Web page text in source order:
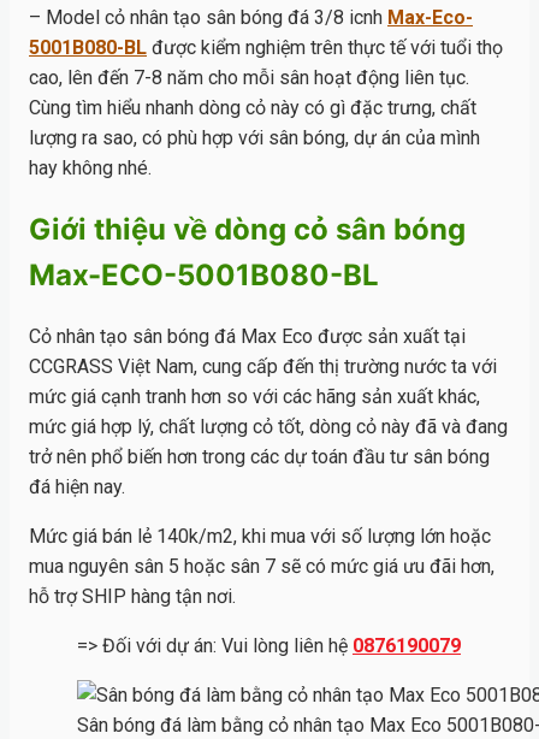
– Model cỏ nhân tạo sân bóng đá 3/8 icnh Max-Eco-
5001B080-BL được kiểm nghiệm trên thực tế với tuổi thọ
cao, lên đến 7-8 năm cho mỗi sân hoạt động liên tục.
Cùng tìm hiểu nhanh dòng cỏ này có gì đặc trưng, chất
lượng ra sao, có phù hợp với sân bóng, dự án của mình
hay không nhé.
Giới thiệu về dòng cỏ sân bóng
Max-ECO-5001B080-BL
Cỏ nhân tạo sân bóng đá Max Eco được sản xuất tại
CCGRASS Việt Nam, cung cấp đến thị trường nước ta với
mức giá cạnh tranh hơn so với các hãng sản xuất khác,
mức giá hợp lý, chất lượng cỏ tốt, dòng cỏ này đã và đang
trở nên phổ biến hơn trong các dự toán đầu tư sân bóng
đá hiện nay.
Mức giá bán lẻ 140k/m2, khi mua với số lượng lớn hoặc
mua nguyên sân 5 hoặc sân 7 sẽ có mức giá ưu đãi hơn,
hỗ trợ SHIP hàng tận nơi.
=> Đối với dự án: Vui lòng liên hệ 0876190079
Sân bóng đá làm bằng cỏ nhân tạo Max Eco